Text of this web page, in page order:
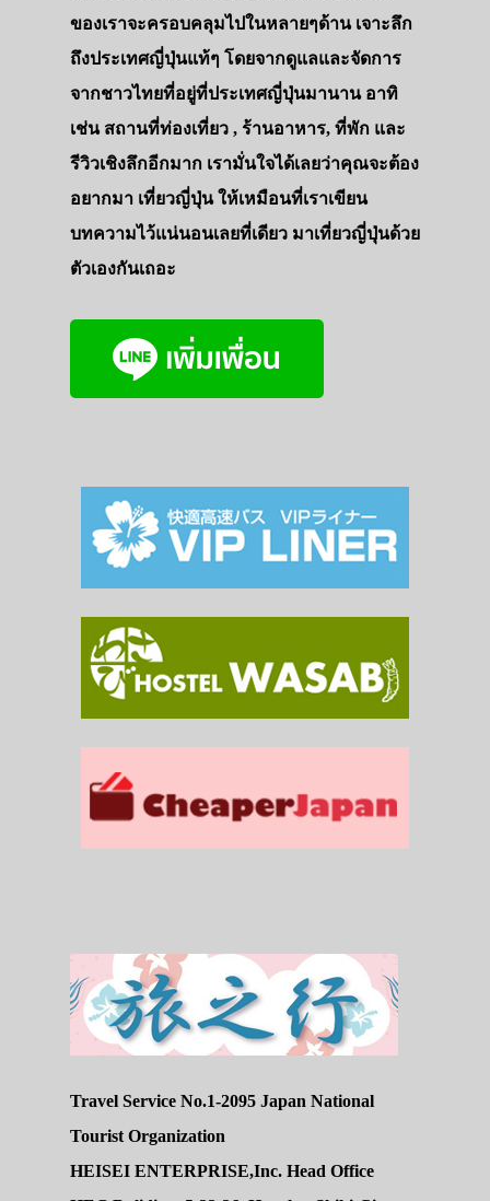
ของเราจะครอบคลุมไปในหลายๆด้าน เจาะลึก
ถึงประเทศญี่ปุ่นแท้ๆ โดยจากดูแลและจัดการ
จากชาวไทยที่อยู่ที่ประเทศญี่ปุ่นมานาน อาทิ
เช่น สถานที่ท่องเที่ยว , ร้านอาหาร, ที่พัก และ
รีวิวเชิงลึกอีกมาก เรามั่นใจได้เลยว่าคุณจะต้อง
อยากมา เที่ยวญี่ปุ่น ให้เหมือนที่เราเขียน
บทความไว้แน่นอนเลยที่เดียว มาเที่ยวญี่ปุ่นด้วย
ตัวเองกันเถอะ
Travel Service No.1-2095 Japan National
Tourist Organization
HEISEI ENTERPRISE,Inc. Head Office